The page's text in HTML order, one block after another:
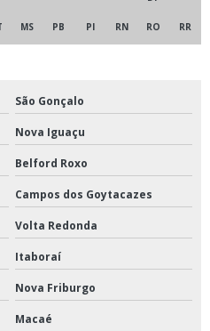
para laboratório
laboratório
MS PB PI RN RO RR
São Gonçalo
Nova Iguaçu
Belford Roxo
Campos dos Goytacazes
Volta Redonda
Itaboraí
Nova Friburgo
Macaé